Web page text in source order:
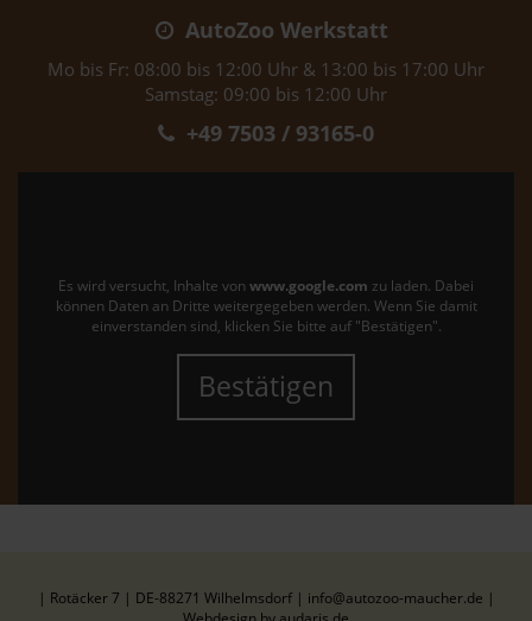
AutoZoo Werkstatt
Mo bis Fr: 08:00 bis 12:00 Uhr & 13:00 bis 17:00 Uhr
Samstag: 09:00 bis 12:00 Uhr
+49 7503 / 93165-0
Es wird versucht, Inhalte von www.google.com zu laden. Dabei
können Daten an Dritte weitergegeben werden. Wenn Sie damit
einverstanden sind, klicken Sie bitte auf "Bestätigen".
Bestätigen
| Rotäcker 7 | DE-88271 Wilhelmsdorf | info@autozoo-maucher.de |